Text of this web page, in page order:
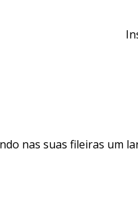
nas suas fileiras